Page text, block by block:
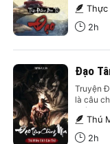
chỉ cầu
không
Thực
2h
Đạo
Truyện
là câu
chàng
đổi cuộc
chất yếu
Thú
2h